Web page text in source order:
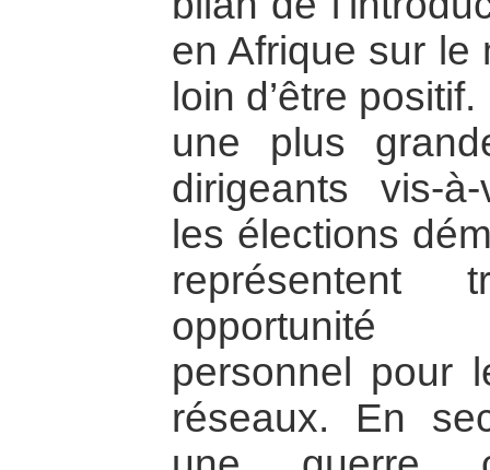
en Afrique sur le
loin d’être
une plus
dirigeants vis-
les élections
représentent
opportunité
personnel pour
réseaux. En